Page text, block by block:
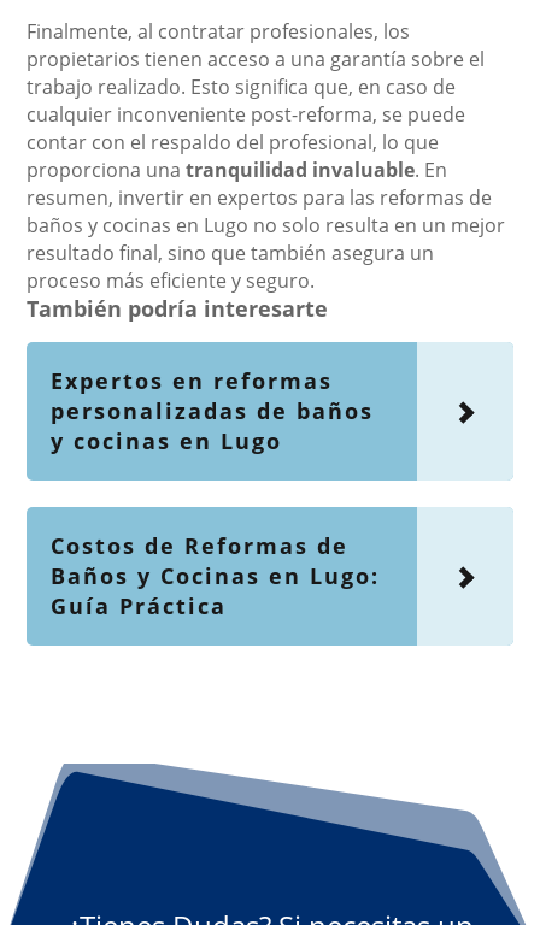
Finalmente, al contratar profesionales, los
propietarios tienen acceso a una garantía sobre el
trabajo realizado. Esto significa que, en caso de
cualquier inconveniente post-reforma, se puede
contar con el respaldo del profesional, lo que
proporciona unatranquilidad invaluable. En
resumen, invertir en expertos para las reformas de
baños y cocinas en Lugo no solo resulta en un mejor
resultado final, sino que también asegura un
proceso más eficiente y seguro.
También podría interesarte
Expertos en reformas
personalizadas de baños
y cocinas en Lugo
Costos de Reformas de
Baños y Cocinas en Lugo:
Guía Práctica